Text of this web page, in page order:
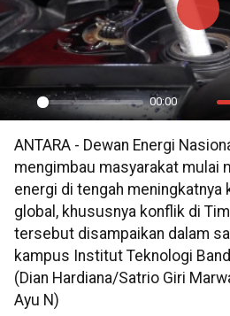
Play
00:00
Mute
Play
ANTARA - Dewan Energi
mengimbau masyarakat mulai
energi di tengah
global, khususnya konflik di
tersebut disampaikan dalam
kampus Institut Teknologi
(Dian Hardiana/Satrio Giri
Ayu N)